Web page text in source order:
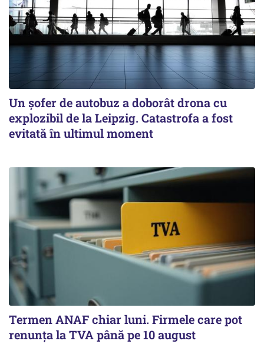
Un șofer de autobuz a doborât drona cu
explozibil de la Leipzig. Catastrofa a fost
evitată în ultimul moment
Termen ANAF chiar luni. Firmele care pot
renunța la TVA până pe 10 august